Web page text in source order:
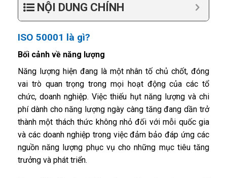
NỘI DUNG CHÍNH
ISO 50001 là gì?
Bối cảnh về năng lượng
Năng lượng hiện đang là một nhân tố chủ chốt, đóng
vai trò quan trọng trong mọi hoạt động của các tổ
chức, doanh nghiệp. Việc thiếu hụt năng lượng và chi
phí dành cho năng lượng ngày càng tăng đang dần trở
thành một thách thức không nhỏ đối với mỗi quốc gia
và các doanh nghiệp trong việc đảm bảo đáp ứng các
nguồn năng lượng phục vụ cho những mục tiêu tăng
trưởng và phát triển.